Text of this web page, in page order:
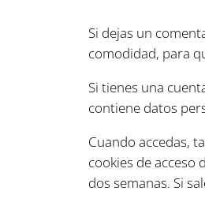
Si dejas un
comodidad, para
Si tienes una
contiene datos
Cuando accedas,
cookies de acceso
dos semanas. Si